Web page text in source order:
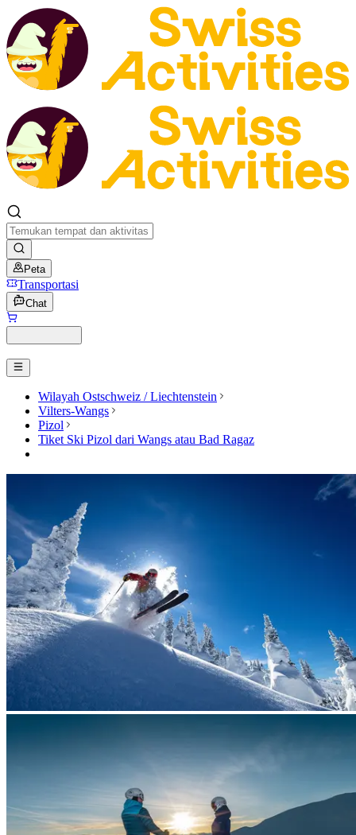
Peta
Transportasi
Chat
Wilayah Ostschweiz / Liechtenstein
Vilters-Wangs
Pizol
Tiket Ski Pizol dari Wangs atau Bad Ragaz